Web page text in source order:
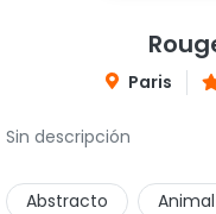
Paris
Sin descripción
Abstracto Animal